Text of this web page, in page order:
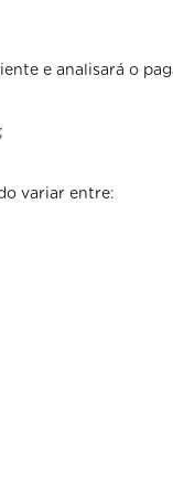
e analisará o
variar entre: